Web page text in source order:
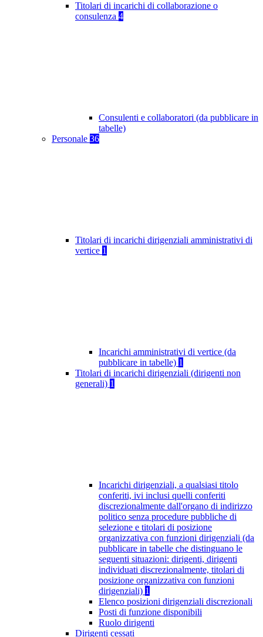
Titolari di incarichi di collaborazione o
consulenza 4
Consulenti e collaboratori (da pubblicare in
tabelle)
Personale 36
Titolari di incarichi dirigenziali amministrativi di
vertice 1
Incarichi amministrativi di vertice (da
pubblicare in tabelle) 1
Titolari di incarichi dirigenziali (dirigenti non
generali) 1
Incarichi dirigenziali, a qualsiasi titolo
conferiti, ivi inclusi quelli conferiti
discrezionalmente dall'organo di indirizzo
politico senza procedure pubbliche di
selezione e titolari di posizione
organizzativa con funzioni dirigenziali (da
pubblicare in tabelle che distinguano le
seguenti situazioni: dirigenti, dirigenti
individuati discrezionalmente, titolari di
posizione organizzativa con funzioni
dirigenziali) 1
Elenco posizioni dirigenziali discrezionali
Posti di funzione disponibili
Ruolo dirigenti
Dirigenti cessati